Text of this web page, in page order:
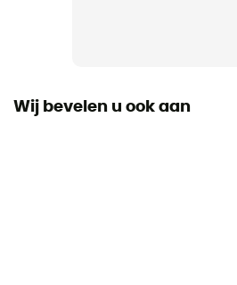
Wij bevelen u ook aan